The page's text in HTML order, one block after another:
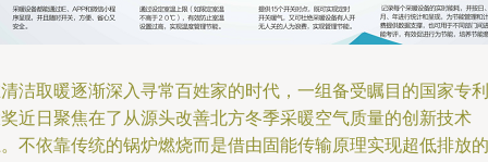
洁取暖逐渐深入寻常百姓家的时代，一组备受瞩目的国家专利
近日聚焦在了从源头改善北方冬季采暖空气质量的创新技术
不依靠传统的锅炉燃烧而是借由固能传输原理实现超低排放的